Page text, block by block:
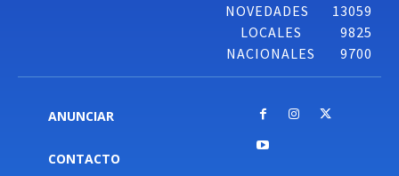
NOVEDADES
13059
LOCALES
9825
NACIONALES
9700
ANUNCIAR
CONTACTO